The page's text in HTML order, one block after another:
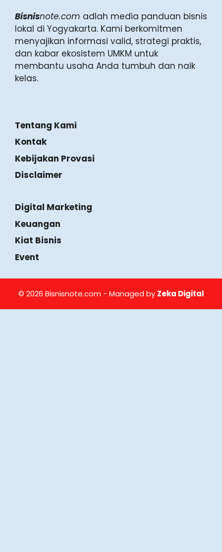
Bisnisnote.com adlah media panduan bisnis
lokal di Yogyakarta. Kami berkomitmen
menyajikan informasi valid, strategi praktis,
dan kabar ekosistem UMKM untuk
membantu usaha Anda tumbuh dan naik
kelas.
Tentang Kami
Kontak
Kebijakan Provasi
Disclaimer
Digital Marketing
Keuangan
Kiat Bisnis
Event
© 2026 Bisnisnote.com - Managed by Zeka Digital